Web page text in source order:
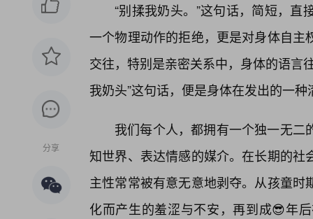
分享
“别揉我奶头。”这句话，简短，
一个物理动作的拒绝，更是对身体自
交往，特别是亲密关系中，身体的语言
我奶头”这句话，便是身体在发出的一
我们每个人，都拥有一个独一无
知世界、表达情感的媒介。在长期的
主性常常被有意无意地剥夺。从孩童
化而产生的羞涩与不安，再到成😎年